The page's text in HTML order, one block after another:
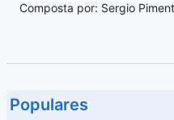
Composta por: Sergio
Populares